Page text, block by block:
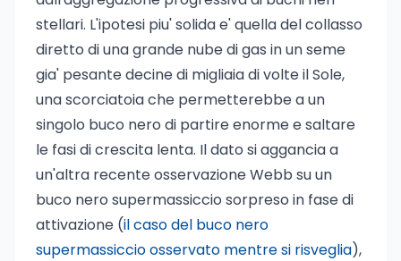
stellari. L'ipotesi piu' solida e' quella del collasso
diretto di una grande nube di gas in un seme
gia' pesante decine di migliaia di volte il Sole,
una scorciatoia che permetterebbe a un
singolo buco nero di partire enorme e saltare
le fasi di crescita lenta. Il dato si aggancia a
un'altra recente osservazione Webb su un
buco nero supermassiccio sorpreso in fase di
attivazione (il caso del buco nero
supermassiccio osservato mentre si risveglia),